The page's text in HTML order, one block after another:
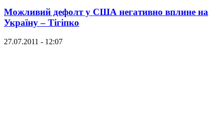
Можливий дефолт у США негативно вплине на
Україну – Тігіпко
27.07.2011 - 12:07